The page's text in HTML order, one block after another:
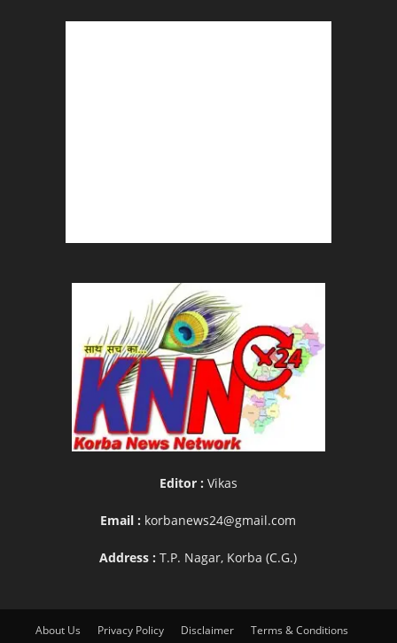
Editor : Vikas
Email : korbanews24@gmail.com
Address :T.P. Nagar, Korba (C.G.)
About Us Privacy Policy Disclaimer
Terms & Conditions